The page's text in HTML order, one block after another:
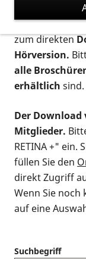
verschiedenen
postalischen
zum direkten
Hörversion.
alle
erhältlich sind.
Der
Mitglieder.
RETINA +" ein.
füllen Sie den
direkt Zugriff
Wenn Sie noch
auf eine
Suchbegriff